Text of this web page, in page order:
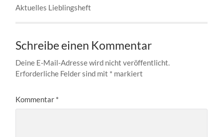
Aktuelles Lieblingsheft
Schreibe einen Kommentar
Deine E-Mail-Adresse wird nicht veröffentlicht.
Erforderliche Felder sind mit * markiert
Kommentar *